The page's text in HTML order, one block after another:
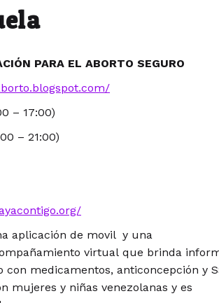
PARA EL ABORTO SEGURO
– 17:00)
– 21:00)
aplicación de movil y una
virtual que brinda
con medicamentos, anticoncepción y
mujeres y niñas venezolanas y es